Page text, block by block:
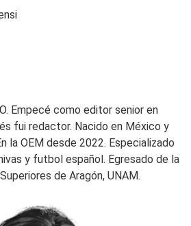
Empecé como editor senior en
fui redactor. Nacido en México y
la OEM desde 2022. Especializado
y futbol español. Egresado de la
de Aragón, UNAM.